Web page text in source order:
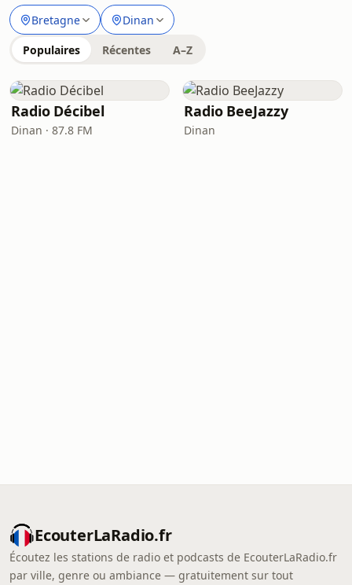
Bretagne Dinan
Populaires Récentes A–Z
Radio Décibel
Dinan · 87.8 FM
Radio BeeJazzy
Dinan
EcouterLaRadio.fr
Écoutez les stations de radio et podcasts de EcouterLaRadio.fr
par ville, genre ou ambiance — gratuitement sur tout